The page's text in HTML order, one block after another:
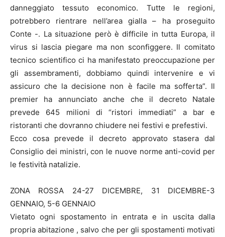
danneggiato tessuto economico. Tutte le regioni,
potrebbero rientrare nell’area gialla – ha proseguito
Conte -. La situazione però è difficile in tutta Europa, il
virus si lascia piegare ma non sconfiggere. Il comitato
tecnico scientifico ci ha manifestato preoccupazione per
gli assembramenti, dobbiamo quindi intervenire e vi
assicuro che la decisione non è facile ma sofferta”. Il
premier ha annunciato anche che il decreto Natale
prevede 645 milioni di “ristori immediati” a bar e
ristoranti che dovranno chiudere nei festivi e prefestivi.
Ecco cosa prevede il decreto approvato stasera dal
Consiglio dei ministri, con le nuove norme anti-covid per
le festività natalizie.
ZONA ROSSA 24-27 DICEMBRE, 31 DICEMBRE-3
GENNAIO, 5-6 GENNAIO
Vietato ogni spostamento in entrata e in uscita dalla
propria abitazione , salvo che per gli spostamenti motivati